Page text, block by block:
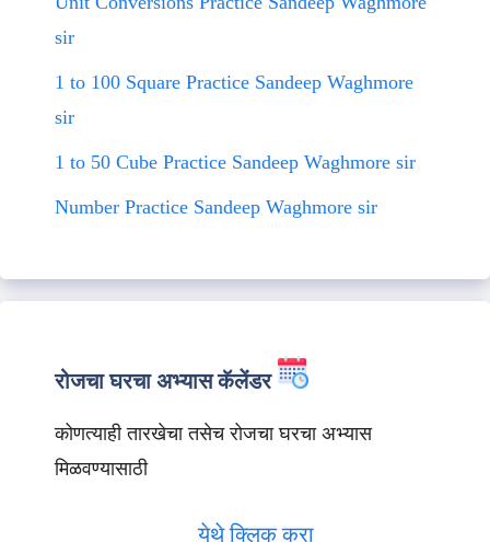
sir
1 to 100 Square Practice Sandeep Waghmore
sir
1 to 50 Cube Practice Sandeep Waghmore sir
Number Practice Sandeep Waghmore sir
रोजचा घरचा अभ्यास कॅलेंडर
कोणत्याही तारखेचा तसेच रोजचा घरचा अभ्यास
मिळवण्यासाठी
येथे क्लिक करा